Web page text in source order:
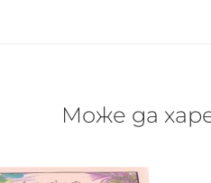
Може да